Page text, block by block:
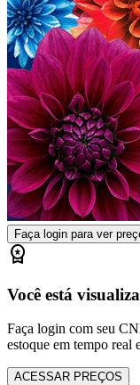
Faça login para ver
workspace_premium
Você está
Faça login com seu
estoque em tempo real
ACESSAR PREÇOS